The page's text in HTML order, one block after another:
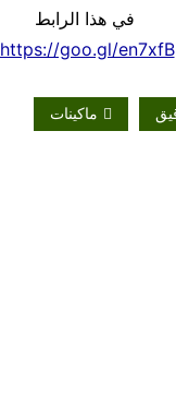
في هذا الرابط
https://goo.gl/en7xfB
ماكينات